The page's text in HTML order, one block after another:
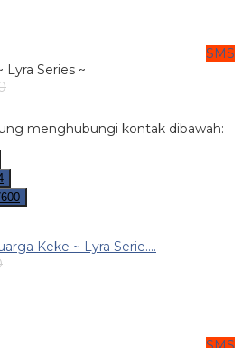
SMS
Series ~
menghubungi kontak dibawah:
Keke ~ Lyra Serie....